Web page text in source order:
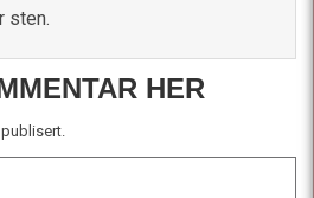
sten.
HER